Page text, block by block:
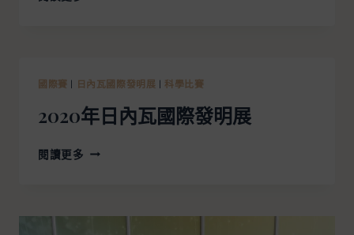
國際賽 | 日內瓦國際發明展 | 科學比賽
2020年日內瓦國際發明展
閱讀更多